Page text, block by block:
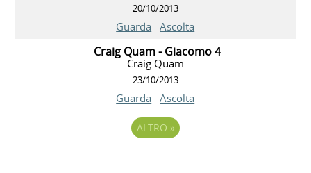
20/10/2013
Guarda Ascolta
Craig Quam - Giacomo 4
Craig Quam
23/10/2013
Guarda Ascolta
ALTRO »